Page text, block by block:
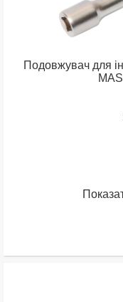
Подовжувач для